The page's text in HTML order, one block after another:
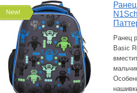
New!
Ранец
Basic